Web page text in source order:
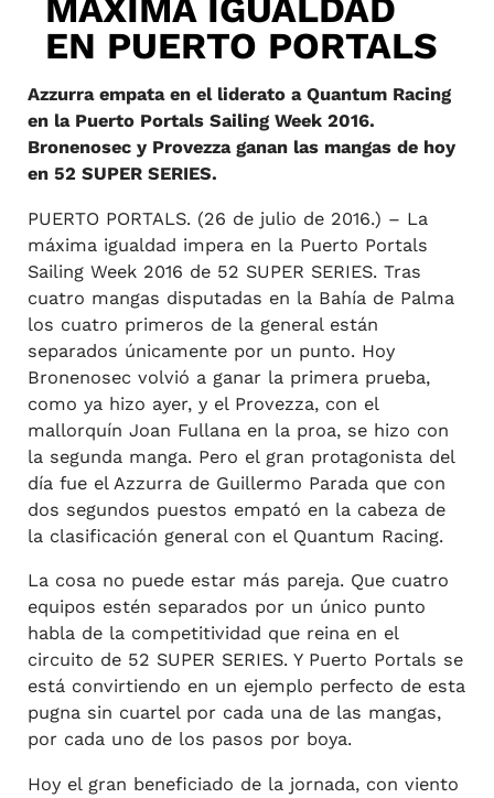
MÁXIMA IGUALDAD
EN PUERTO PORTALS
Azzurra empata en el liderato a Quantum Racing
en la Puerto Portals Sailing Week 2016.
Bronenosec y Provezza ganan las mangas de hoy
en 52 SUPER SERIES.
PUERTO PORTALS. (26 de julio de 2016.) – La
máxima igualdad impera en la Puerto Portals
Sailing Week 2016 de 52 SUPER SERIES. Tras
cuatro mangas disputadas en la Bahía de Palma
los cuatro primeros de la general están
separados únicamente por un punto. Hoy
Bronenosec volvió a ganar la primera prueba,
como ya hizo ayer, y el Provezza, con el
mallorquín Joan Fullana en la proa, se hizo con
la segunda manga. Pero el gran protagonista del
día fue el Azzurra de Guillermo Parada que con
dos segundos puestos empató en la cabeza de
la clasificación general con el Quantum Racing.
La cosa no puede estar más pareja. Que cuatro
equipos estén separados por un único punto
habla de la competitividad que reina en el
circuito de 52 SUPER SERIES. Y Puerto Portals se
está convirtiendo en un ejemplo perfecto de esta
pugna sin cuartel por cada una de las mangas,
por cada uno de los pasos por boya.
Hoy el gran beneficiado de la jornada, con viento